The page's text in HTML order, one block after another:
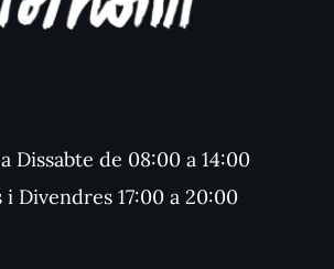
Dissabte de 08:00 a 14:00
Divendres 17:00 a 20:00